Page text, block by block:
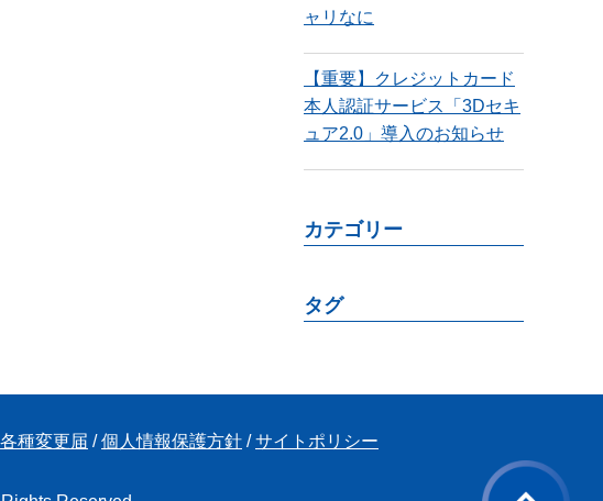
ャリなに
【重要】クレジットカード
本人認証サービス「3Dセキ
ュア2.0」導入のお知らせ
カテゴリー
タグ
各種変更届 /個人情報保護方針 /サイトポリシー